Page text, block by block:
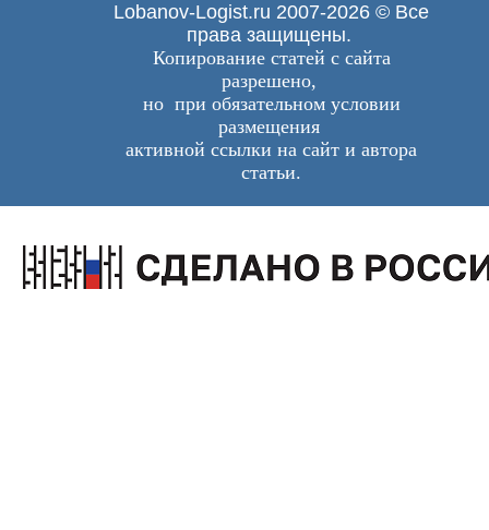
Lobanov-Logist.ru 2007-2026 © Все
права защищены.
Копирование статей с сайта
разрешено,
но при обязательном условии
размещения
активной ссылки на сайт и автора
статьи.